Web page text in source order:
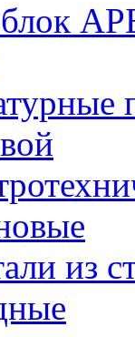
блок
из